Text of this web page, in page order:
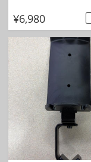
¥6,980